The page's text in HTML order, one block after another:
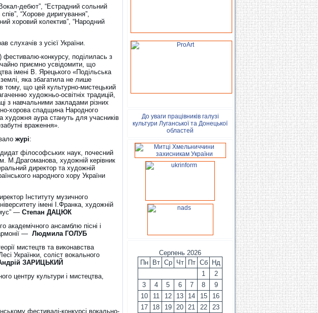
дебют”, “Естрадний сольний
“Хорове диригування”,
хоровий колектив”, “Народний
слухачів з усієї України.
фестивалю-конкурсу, поділилась з
приємно усвідомити, що
імені В. Ярецького «Подільська
яка збагатила не лише
тому, що цей культурно-мистецький
художньо-освітніх традицій,
з навчальними закладами різних
хорова спадщина Народного
художня аура стануть для учасників
враження».
журі:
філософських наук, почесний
М.Драгоманова, художній керівник
директор та художній
народного хору України
Інституту музичного
імені І.Франка, художній
— Степан ДАЦЮК
академічного ансамблю пісні і
— Людмила ГОЛУБ
мистецтв та виконавства
Українки, соліст вокального
ЗАРИЦЬКИЙ
центру культури і мистецтва,
фестивалі-конкурсі вокально-
До уваги працівників галузі
культури Луганської та Донецької
областей
Серпень 2026
Пн
Вт Ср Чт Пт Сб
Нд
1
2
3
4 5 6 7 8
9
10
11 12 13 14 15
16
17
18 19 20 21 22
23